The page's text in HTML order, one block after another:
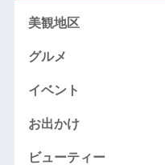
美観地区
グルメ
イベント
お出かけ
ビューティー